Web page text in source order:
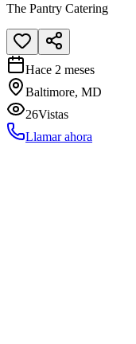
The Pantry Catering
Hace 2 meses
Baltimore, MD
26Vistas
Llamar ahora